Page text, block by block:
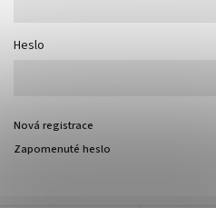
Heslo
Nová registrace
Zapomenuté heslo